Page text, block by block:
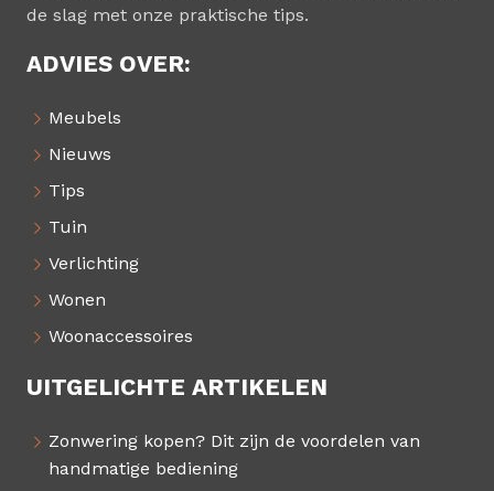
de slag met onze praktische tips.
ADVIES OVER:
Meubels
Nieuws
Tips
Tuin
Verlichting
Wonen
Woonaccessoires
UITGELICHTE ARTIKELEN
Zonwering kopen? Dit zijn de voordelen van
handmatige bediening